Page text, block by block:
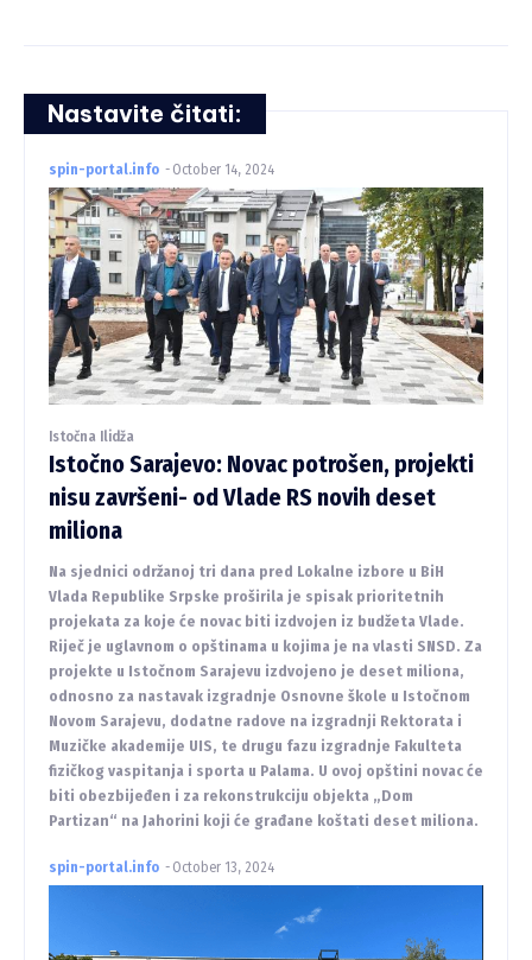
Nastavite čitati:
spin-portal.info - October 14, 2024
Istočna Ilidža
Istočno Sarajevo: Novac potrošen, projekti
nisu završeni- od Vlade RS novih deset
miliona
Na sjednici održanoj tri dana pred Lokalne izbore u BiH
Vlada Republike Srpske proširila je spisak prioritetnih
projekata za koje će novac biti izdvojen iz budžeta Vlade.
Riječ je uglavnom o opštinama u kojima je na vlasti SNSD. Za
projekte u Istočnom Sarajevu izdvojeno je deset miliona,
odnosno za nastavak izgradnje Osnovne škole u Istočnom
Novom Sarajevu, dodatne radove na izgradnji Rektorata i
Muzičke akademije UIS, te drugu fazu izgradnje Fakulteta
fizičkog vaspitanja i sporta u Palama. U ovoj opštini novac će
biti obezbijeđen i za rekonstrukciju objekta „Dom
Partizan“ na Jahorini koji će građane koštati deset miliona.
spin-portal.info - October 13, 2024